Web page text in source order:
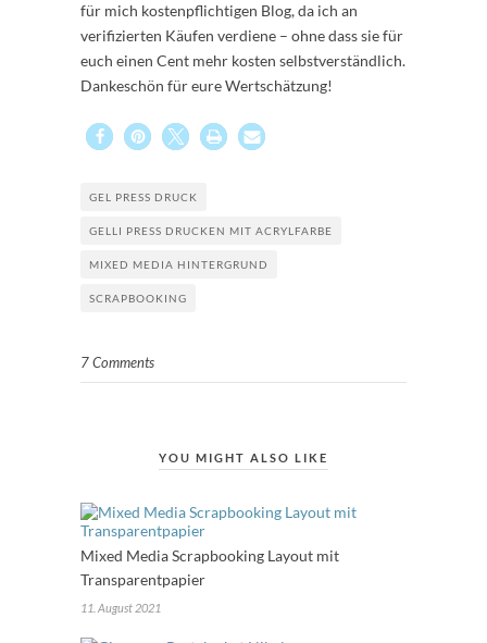
für mich kostenpflichtigen Blog, da ich an
verifizierten Käufen verdiene – ohne dass sie für
euch einen Cent mehr kosten selbstverständlich.
Dankeschön für eure Wertschätzung!
GEL PRESS DRUCK
GELLI PRESS DRUCKEN MIT ACRYLFARBE
MIXED MEDIA HINTERGRUND
SCRAPBOOKING
7 Comments
YOU MIGHT ALSO LIKE
Mixed Media Scrapbooking Layout mit
Transparentpapier
11. August 2021